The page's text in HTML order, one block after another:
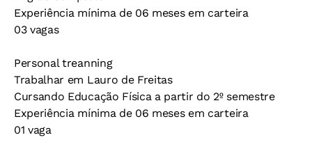
Experiência mínima de 06 meses em carteira
03 vagas
Personal treanning
Trabalhar em Lauro de Freitas
Cursando Educação Física a partir do 2º semestre
Experiência mínima de 06 meses em carteira
01 vaga